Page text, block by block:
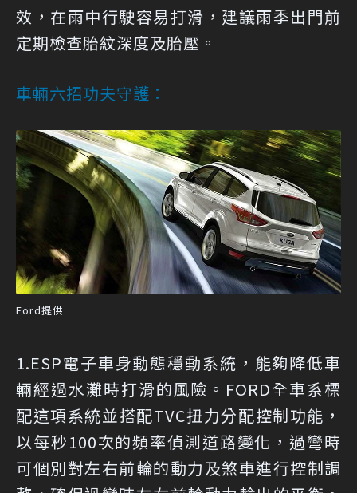
效，在雨中行駛容易打滑，建議雨季出門前
定期檢查胎紋深度及胎壓。
車輛六招功夫守護：
Ford提供
1.ESP電子車身動態穩動系統，能夠降低車
輛經過水灘時打滑的風險。FORD全車系標
配這項系統並搭配TVC扭力分配控制功能，
以每秒100次的頻率偵測道路變化，過彎時
可個別對左右前輪的動力及煞車進行控制調